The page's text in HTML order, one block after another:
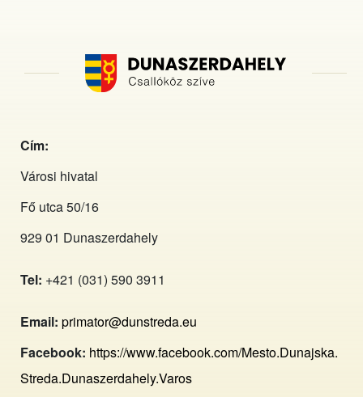
Cím:
Városi hivatal
Fő utca 50/16
929 01 Dunaszerdahely
Tel: +421 (031) 590 3911
Email: primator@dunstreda.eu
Facebook: https://www.facebook.com/Mesto.Dunajska.
Streda.Dunaszerdahely.Varos